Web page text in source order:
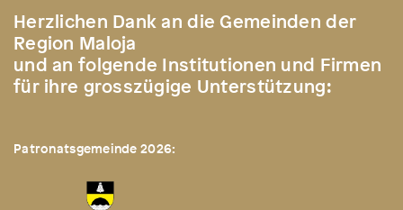
Herzlichen Dank an die Gemeinden der
Region Maloja
und an folgende Institutionen und Firmen
für ihre grosszügige Unterstützung:
Patronatsgemeinde 2026: